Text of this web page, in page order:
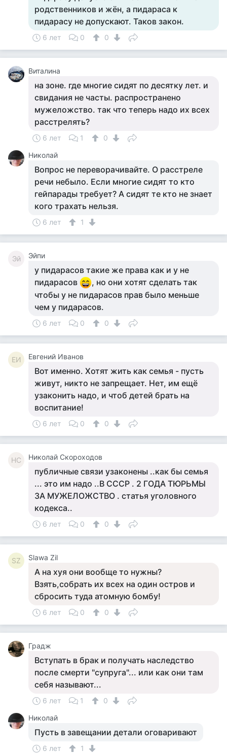
родственников и жён, а пидараса к
пидарасу не допускают. Таков закон.
6 лет 0 0
Виталина
на зоне. где многие сидят по десятку лет. и
свидания не часты. распространено
мужеложство. так что теперь надо их всех
расстрелять?
6 лет 1
0
Николай
Вопрос не переворачивайте. О расстреле
речи небыло. Если многие сидят то кто
гейпарады требует? А сидят те кто не знает
кого трахать нельзя.
6 лет 1
Эй Эйпи
у пидарасов такие же права как и у не
пидарасов
, но они хотят сделать так
чтобы у не пидарасов прав было меньше
чем у пидарасов.
6 лет 0 0
ЕИ Евгений Иванов
Вот именно. Хотят жить как семья - пусть
живут, никто не запрещает. Нет, им ещё
узаконить надо, и чтоб детей брать на
воспитание!
6 лет 0 0
НС Николай Скороходов
публичные связи узаконены ..как бы семья
... это им надо ..В СССР . 2 ГОДА ТЮРЬМЫ
ЗА МУЖЕЛОЖСТВО . статья уголовного
кодекса..
6 лет 0 0
SZ Slawa Zil
А на хуя они вообще то нужны?
Взять,собрать их всех на один остров и
сбросить туда атомную бомбу!
6 лет 0 0
Градж
Вступать в брак и получать наследство
после смерти "супруга"... или как они там
себя называют...
6 лет 1
0
Николай
Пусть в завещании детали оговаривают
6 лет 1